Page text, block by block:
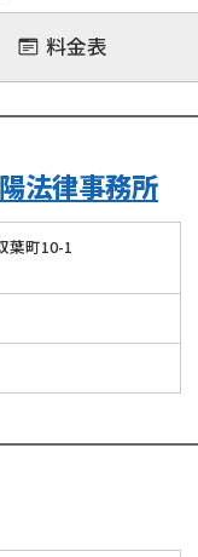
相続登記
相続税申告
生前対策
料金表
法律事務所
葉町10-1